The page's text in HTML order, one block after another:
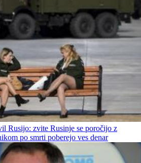
Rusijo: zvite Rusinje se poročijo z
po smrti poberejo ves denar